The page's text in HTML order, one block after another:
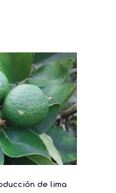
de lima